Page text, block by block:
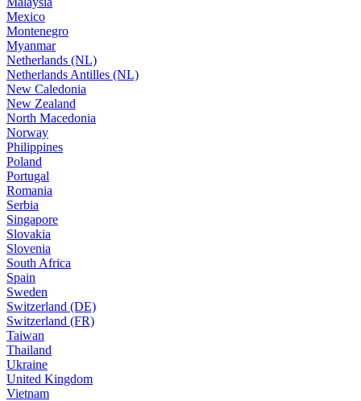
Mexico
Montenegro
Myanmar
Netherlands (NL)
Netherlands Antilles (NL)
New Caledonia
New Zealand
North Macedonia
Norway
Philippines
Poland
Portugal
Romania
Serbia
Singapore
Slovakia
Slovenia
South Africa
Spain
Sweden
Switzerland (DE)
Switzerland (FR)
Taiwan
Thailand
Ukraine
United Kingdom
Vietnam